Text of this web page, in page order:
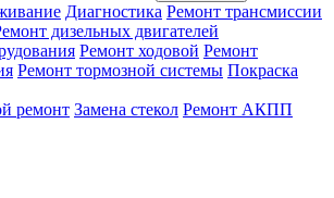
Диагностика Ремонт трансмиссии
дизельных двигателей
Ремонт ходовой Ремонт
Ремонт тормозной системы Покраска
ремонт Замена стекол Ремонт АКПП